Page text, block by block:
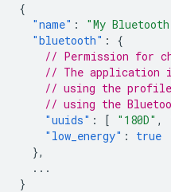
{
"name" : "My
"bluetooth" :
{
// Permission for
// The application
// using the profiles
// using the
"uuids" : [ "180D" ,
"low_energy" :
true
},
...
}